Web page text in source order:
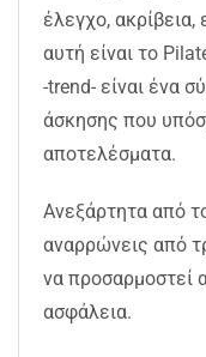
έλεγχο,
αυτή είναι το
-trend- είναι ένα
άσκησης που
αποτελέσματα.
Ανεξάρτητα από
αναρρώνεις από
να προσαρμοστεί
ασφάλεια.